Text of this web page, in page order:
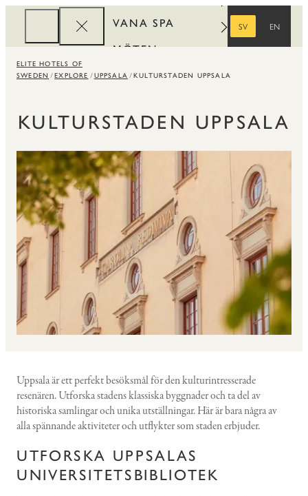
VANA SPA
MÖTEN
FÖRETAG
SV
EN
ELITE HOTELS OF
SWEDEN
EXPLORE UPPSALA KULTURSTADEN UPPSALA
KULTURSTADEN UPPSALA
Uppsala är ett perfekt besöksmål för den kulturintresserade
resenären. Utforska stadens klassiska byggnader och ta del av
historiska samlingar och unika utställningar. Här är bara några av
alla spännande aktiviteter och utflykter som staden erbjuder.
UTFORSKA UPPSALAS
UNIVERSITETSBIBLIOTEK